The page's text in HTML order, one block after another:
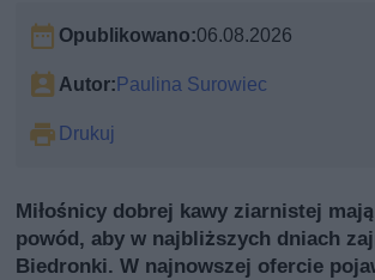
Opublikowano:06.08.2026
Autor: Paulina Surowiec
Drukuj
Miłośnicy dobrej kawy ziarnistej
powód, aby w najbliższych dniach
Biedronki. W najnowszej ofercie